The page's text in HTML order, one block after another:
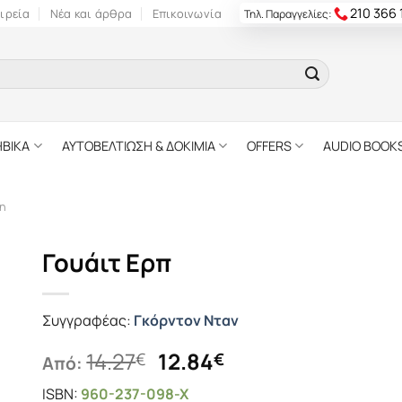
Νέα και άρθρα Επικοινωνία Τηλ. Παραγγελίες: 210 366
ΑΥΤΟΒΕΛΤΙΩΣΗ & ΔΟΚΙΜΙΑ OFFERS AUDIO
Γουάιτ Ερπ
Συγγραφέας: Γκόρντον Νταν
Από:14.27€ Original
price
12.84€Η
ISBN: 960-237-098-X